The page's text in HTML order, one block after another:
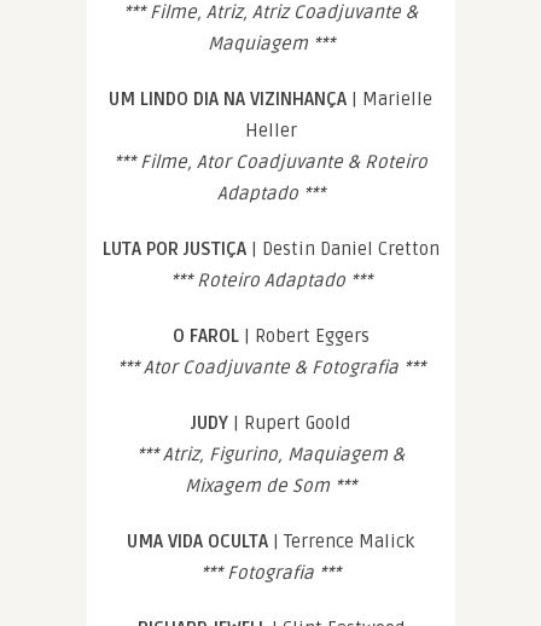
*** Filme, Atriz, Atriz Coadjuvante &
Maquiagem ***
UM LINDO DIA NA VIZINHANÇA
| Marielle
Heller
*** Filme, Ator Coadjuvante & Roteiro
Adaptado ***
LUTA POR JUSTIÇA
| Destin Daniel Cretton
*** Roteiro Adaptado ***
O FAROL
| Robert Eggers
*** Ator Coadjuvante & Fotografia ***
JUDY
| Rupert Goold
*** Atriz, Figurino, Maquiagem &
Mixagem de Som ***
UMA VIDA OCULTA
| Terrence Malick
*** Fotografia ***